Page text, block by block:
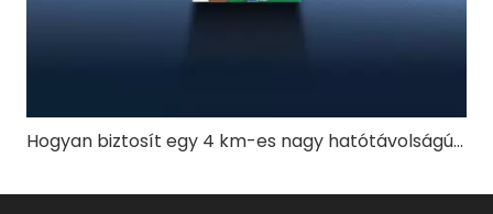
Hogyan biztosít egy 4 km-es nagy hatótávolságú UAV képátviteli rendszer stabil videóminőséget?